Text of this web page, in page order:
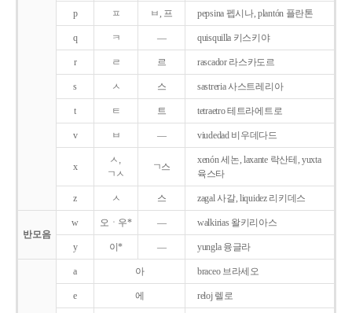
p ㅍ ㅂ, 프 pepsina 펩시나, plantón 플란톤
q ㅋ ― quisquilla 키스키야
r ㄹ 르 rascador 라스카도르
s ㅅ 스 sastreria 사스트레리아
t ㅌ 트 tetraetro 테트라에트로
v ㅂ ― viudedad 비우데다드
x
ㅅ,
ㄱㅅ
ㄱ스
xenón 세논, laxante 락산테, yuxta
육스타
z ㅅ 스 zagal 사갈, liquidez 리키데스
반모음
w 오ㆍ우* ― walkirias 왈키리아스
y 이* ― yungla 융글라
a 아 braceo 브라세오
e 에 reloj 렐로